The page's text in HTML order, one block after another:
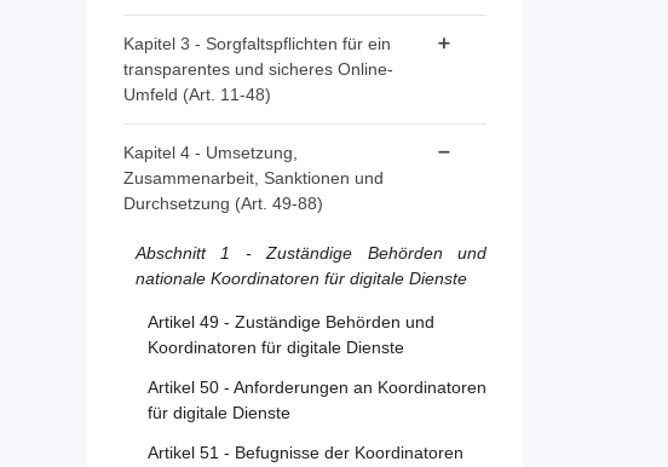
Artikel 5 - "Caching"
Artikel 7 - Freiwillige Untersuchungen auf
Eigeninitiative und Einhaltung der
Rechtsvorschriften
Artikel 8 - Keine allgemeine Verpflichtung
zur Überwachung oder aktiven
Artikel 9 - Anordnungen zum Vorgehen
gegen rechtswidrige Inhalte
Artikel 10 - Auskunftsanordnungen
Kapitel 3 - Sorgfaltspflichten für ein
transparentes und sicheres Online-
Umfeld (Art. 11-48)
Abschnitt 1 - Bestimmungen für alle Anbieter
von Vermittlungsdiensten
Artikel 11 - Kontaktstellen für die Behörden
Dienste
Artikel 14 - Allgemeine
Kapitel 4 - Umsetzung,
Zusammenarbeit, Sanktionen und
Durchsetzung (Art. 49-88)
Abschnitt 1 - Zuständige Behörden und
nationale Koordinatoren für digitale Dienste
Artikel 49 - Zuständige Behörden und
Koordinatoren für digitale Dienste
Artikel 50 - Anforderungen an Koordinatoren
für digitale Dienste
Artikel 51 - Befugnisse der Koordinatoren